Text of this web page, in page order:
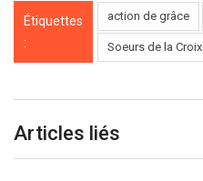
Étiquettes
:
action de grâce
Soeurs de la Croix
Articles liés